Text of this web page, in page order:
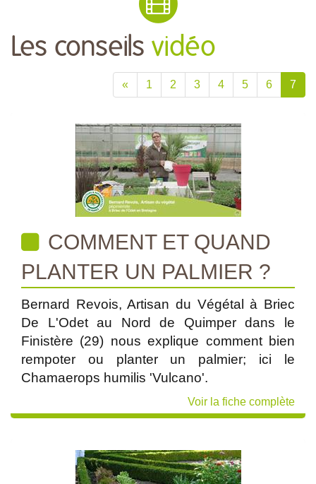
Les conseils vidéo
« 1 2 3 4 5 6 7
COMMENT ET QUAND
PLANTER UN PALMIER ?
Bernard Revois, Artisan du Végétal à Briec
De L'Odet au Nord de Quimper dans le
Finistère (29) nous explique comment bien
rempoter ou planter un palmier; ici le
Chamaerops humilis 'Vulcano'.
Voir la fiche complète